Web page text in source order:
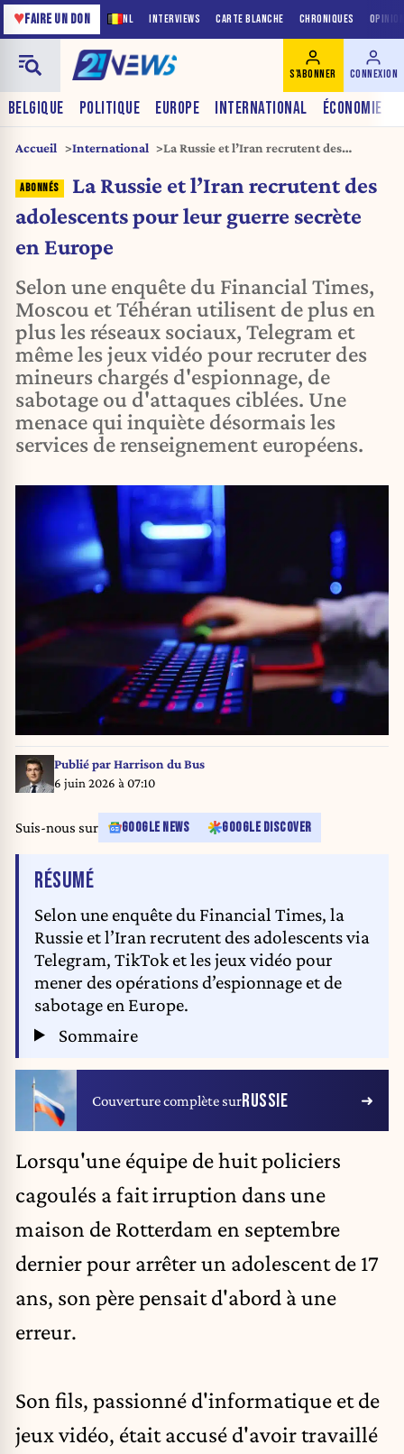
NL INTERVIEWS CARTE BLANCHE CHRONIQUES
♥FAIRE UN DON
BELGIQUE POLITIQUE EUROPE INTERNATIONAL ÉCONOMIE
S'ABONNER CONNEXION
Accueil International
La Russie et l’Iran recrutent des
Europe
La Russie et l’Iran recrutent des
adolescents pour leur guerre secrète
en Europe
Selon une enquête du Financial Times,
Moscou et Téhéran utilisent de plus en
plus les réseaux sociaux, Telegram et
même les jeux vidéo pour recruter des
mineurs chargés d'espionnage, de
sabotage ou d'attaques ciblées. Une
menace qui inquiète désormais les
services de renseignement européens.
Publié parHarrison du Bus
6 juin 2026 à 07:10
Suis-nous sur GOOGLE NEWS GOOGLE DISCOVER
RÉSUMÉDE L'ARTICLE
Selon une enquête du Financial Times, la
Russie et l’Iran recrutent des adolescents via
Telegram, TikTok et les jeux vidéo pour
mener des opérations d’espionnage et de
sabotage en Europe.
Sommaire
Couverture complète surRUSSIE
Lorsqu'une équipe de huitpoliciers
cagoulés a fait irruption dans une
maison de Rotterdam en septembre
dernier pour arrêter un adolescent de 17
ans, son père pensait d'abord à une
erreur.
Son fils, passionné d'informatique et de
jeux vidéo, était accusé d'avoir travaillé